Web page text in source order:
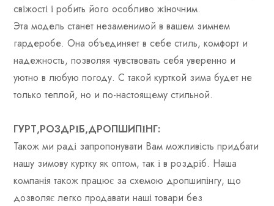
свіжості і робить його особливо жіночним.
Эта модель станет незаменимой в вашем зимнем
гардеробе. Она объединяет в себе стиль, комфорт и
надежность, позволяя чувствовать себя уверенно и
уютно в любую погоду. С такой курткой зима будет не
только теплой, но и по-настоящему стильной.
ГУРТ,РОЗДРІБ,ДРОПШИПІНГ:
Також ми раді запропонувати Вам можливість придбати
нашу зимову куртку як оптом, так і в роздріб. Наша
компанія також працює за схемою дропшипінгу, що
дозволяє легко продавати наші товари без